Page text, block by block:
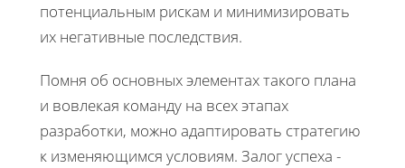
потенциальным рискам и минимизировать
их негативные последствия.
Помня об основных элементах такого плана
и вовлекая команду на всех этапах
разработки, можно адаптировать стратегию
к изменяющимся условиям. Залог успеха -